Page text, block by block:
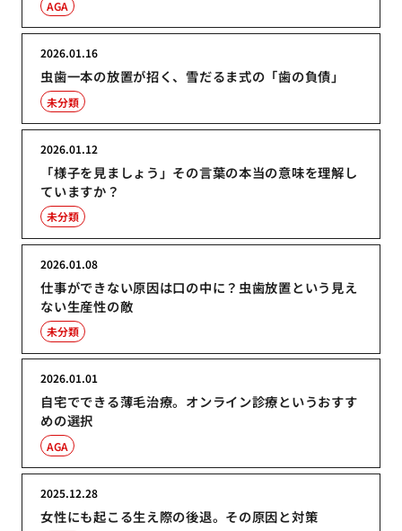
AGA
虫歯一本の放置が招く、雪だるま式の「歯の負債」
2026.01.16
未分類
「様子を見ましょう」その言葉の本当の意味を理解し
ていますか？
2026.01.12
未分類
仕事ができない原因は口の中に？虫歯放置という見え
ない生産性の敵
2026.01.08
未分類
自宅でできる薄毛治療。オンライン診療というおすす
めの選択
2026.01.01
AGA
女性にも起こる生え際の後退。その原因と対策
2025.12.28